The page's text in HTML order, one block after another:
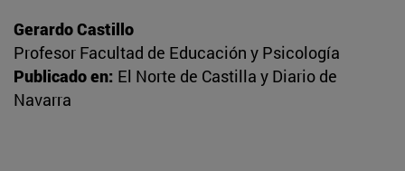
Gerardo Castillo
Profesor Facultad de Educación y Psicología
Publicado en: El Norte de Castilla y Diario de
Navarra